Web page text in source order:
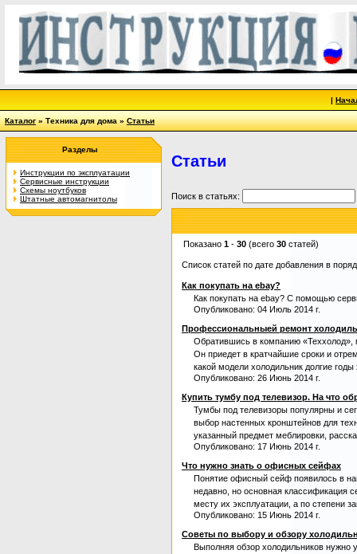
|
Каталог» Техника для дома »Статьи
Разделы
Инструкции по эксплуатации
Сервисные инструкции
Схемы ноутбуков
Штатные автомагнитолы
Статьи
Поиск в статьях:
Показано 1 - 30 (всего 30 статей)
Список статей по дате добавления в
Как покупать на ebay?
Как покупать на ebay? С помощью
Опубликовано: 04 Июль 2014 г.
Профессиональныей ремонт
Обратившись в компанию
Он приедет в кратчайшие сроки и
какой модели холодильник долгие
Опубликовано: 26 Июнь 2014 г.
Купить тумбу под телевизор. На что
Тумбы под телевизоры популярны и
выбор настенных кронштейнов для
указанный предмет меблировки,
Опубликовано: 17 Июнь 2014 г.
Что нужно знать о офисных сейфах
Понятие офисный сейф появилось в
недавно, но основная классификация
месту их эксплуатации, а по степени
Опубликовано: 15 Июнь 2014 г.
Советы по выбору и обзору
Выполняя обзор холодильников нужно